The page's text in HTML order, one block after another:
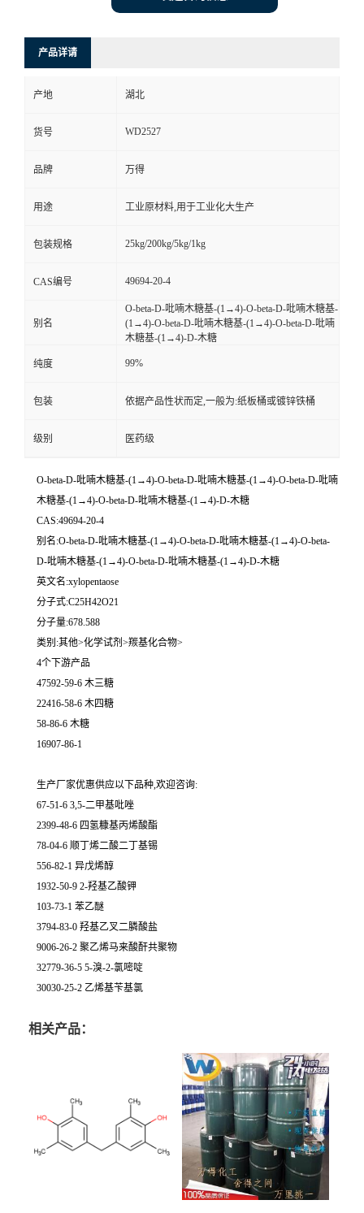
产品详请
产地 湖北
货号 WD2527
品牌 万得
用途 工业原材料,用于工业化大生产
包装规格 25kg/200kg/5kg/1kg
CAS编号 49694-20-4
别名
O-beta-D-吡喃木糖基-(1→4)-O-beta-D-吡喃木糖基-
(1→4)-O-beta-D-吡喃木糖基-(1→4)-O-beta-D-吡喃
木糖基-(1→4)-D-木糖
纯度 99%
包装 依据产品性状而定,一般为:纸板桶或镀锌铁桶
级别 医药级
O-beta-D-吡喃木糖基-(1→4)-O-beta-D-吡喃木糖基-(1→4)-O-beta-D-吡喃
木糖基-(1→4)-O-beta-D-吡喃木糖基-(1→4)-D-木糖
CAS:49694-20-4
别名:O-beta-D-吡喃木糖基-(1→4)-O-beta-D-吡喃木糖基-(1→4)-O-beta-
D-吡喃木糖基-(1→4)-O-beta-D-吡喃木糖基-(1→4)-D-木糖
英文名:xylopentaose
分子式:C25H42O21
分子量:678.588
类别:其他>化学试剂>羰基化合物>
4个下游产品
47592-59-6 木三糖
22416-58-6 木四糖
58-86-6 木糖
16907-86-1
生产厂家优惠供应以下品种,欢迎咨询:
67-51-6 3,5-二甲基吡唑
2399-48-6 四氢糠基丙烯酸酯
78-04-6 顺丁烯二酸二丁基锡
556-82-1 异戊烯醇
1932-50-9 2-羟基乙酸钾
103-73-1 苯乙醚
3794-83-0 羟基乙叉二膦酸盐
9006-26-2 聚乙烯马来酸酐共聚物
32779-36-5 5-溴-2-氯嘧啶
30030-25-2 乙烯基苄基氯
相关产品：